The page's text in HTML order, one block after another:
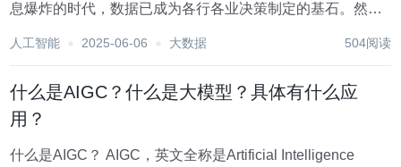
息爆炸的时代，数据已成为各行各业决策制定的基石。然
值，成为了一个亟待解决的问题。数据可视化，作为一种强
并...
人工智能 2025-06-06 大数据 504阅读
什么是AIGC？什么是大模型？具体有什么应
用？
什么是AIGC？ AIGC，英文全称是Artificial Intelligence